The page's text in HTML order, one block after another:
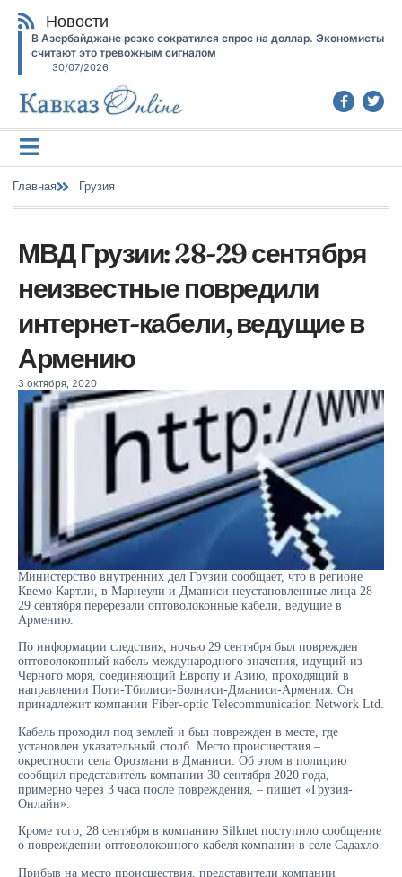
Новости
В Азербайджане резко сократился спрос на доллар. Экономисты
считают это тревожным сигналом
30/07/2026
Главная Грузия
МВД Грузии: 28-29 сентября
неизвестные повредили
интернет-кабели, ведущие в
Армению
3 октября, 2020
Министерство внутренних дел Грузии сообщает, что в регионе
Квемо Картли, в Марнеули и Дманиси неустановленные лица 28-
29 сентября перерезали оптоволоконные кабели, ведущие в
Армению.
По информации следствия, ночью 29 сентября был поврежден
оптоволоконный кабель международного значения, идущий из
Черного моря, соединяющий Европу и Азию, проходящий в
направлении Поти-Тбилиси-Болниси-Дманиси-Армения. Он
принадлежит компании Fiber-optic Telecommunication Network Ltd.
Кабель проходил под землей и был поврежден в месте, где
установлен указательный столб. Место происшествия –
окрестности села Орозмани в Дманиси. Об этом в полицию
сообщил представитель компании 30 сентября 2020 года,
примерно через 3 часа после повреждения, – пишет «Грузия-
Онлайн».
Кроме того, 28 сентября в компанию Silknet поступило сообщение
о повреждении оптоволоконного кабеля компании в селе Садахло.
Прибыв на место происшествия, представители компании